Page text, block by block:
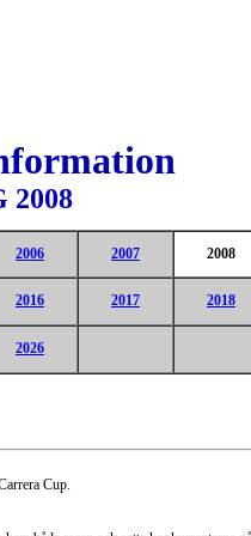
2008
2006 2007 2008
2016 2017 2018
2026
Cup.